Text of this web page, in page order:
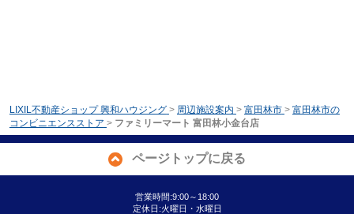
LIXIL不動産ショップ 興和ハウジング > 周辺施設案内 > 富田林市 > 富田林市の
コンビニエンスストア > ファミリーマート 富田林小金台店
ページトップに戻る
営業時間:9:00～18:00
定休日:火曜日・水曜日